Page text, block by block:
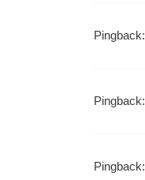
Pingback:
Pingback:
Pingback: